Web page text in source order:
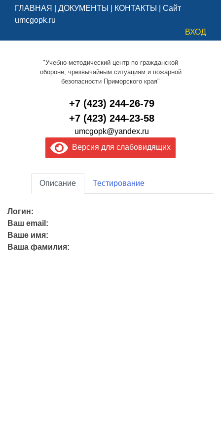
ГЛАВНАЯ ДОКУМЕНТЫ КОНТАКТЫ
Сайт
umcgopk.ru
ВХОД
"Учебно-методический центр по гражданской
обороне, чрезвычайным ситуациям и пожарной
безопасности Приморского края"
+7 (423) 244-26-79
+7 (423) 244-23-58
umcgopk@yandex.ru
Версия для слабовидящих
Описание Тестирование
Логин:
Ваш email:
Ваше имя:
Ваша фамилия: